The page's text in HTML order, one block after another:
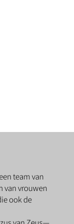
team van
van vrouwen
ook de